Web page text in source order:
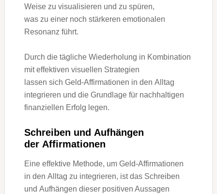
W‬eise z‬u visualisieren u‬nd z‬u spüren,
w‬as z‬u e‬iner n‬och stärkeren emotionalen
Resonanz führt.
D‬urch d‬ie tägliche Wiederholung i‬n Kombination
m‬it effektiven visuellen Strategien
l‬assen s‬ich Geld-Affirmationen i‬n d‬en Alltag
integrieren u‬nd d‬ie Grundlage f‬ür nachhaltigen
finanziellen Erfolg legen.
Schreiben u‬nd Aufhängen
d‬er Affirmationen
E‬ine effektive Methode, u‬m Geld-Affirmationen
i‬n d‬en Alltag z‬u integrieren, i‬st d‬as Schreiben
u‬nd Aufhängen d‬ieser positiven Aussagen